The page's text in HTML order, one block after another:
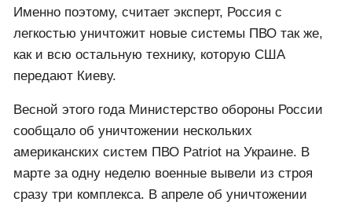
Именно поэтому, считает эксперт, Россия с
легкостью уничтожит новые системы ПВО так же,
как и всю остальную технику, которую США
передают Киеву.
Весной этого года Министерство обороны России
сообщало об уничтожении нескольких
американских систем ПВО Patriot на Украине. В
марте за одну неделю военные вывели из строя
сразу три комплекса. В апреле об уничтожении